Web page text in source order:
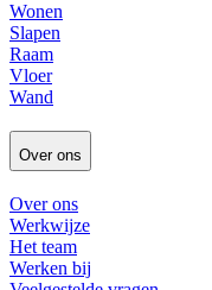
Wonen
Slapen
Raam
Vloer
Wand
Over ons
Over ons
Werkwijze
Het team
Werken bij